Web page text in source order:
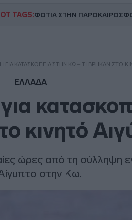
TAGS:ΦΩΤΙΑ ΣΤΗΝ ΠΑΡΟΚΑΙΡΟΣ
ΓΙΑ ΚΑΤΑΣΚΟΠΕΊΑ ΣΤΗΝ ΚΩ – ΤΙ ΒΡΉΚΑΝ ΣΤΟ
ΕΛΛΑΔΑ
κινητό
ώρες από τη
στην Κω.